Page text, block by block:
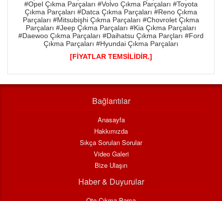
#Opel Çıkma Parçaları #Volvo Çıkma Parçaları #Toyota
Çıkma Parçaları #Datca Çıkma Parçaları #Reno Çıkma
Parçaları #Mitsubişhi Çıkma Parçaları #Chovrolet Çıkma
Parçaları #Jeep Çıkma Parçaları #Kia Çıkma Parçaları
#Daewoo Çıkma Parçaları #Daihatsu Çıkma Parçları #Ford
Çıkma Parçaları #Hyundai Çıkma Parçaları
[FİYATLAR TEMSİLİDİR.]
Bağlantılar
Anasayfa
Hakkımızda
Sıkça Sorulan Sorular
Video Galeri
Bize Ulaşın
Haber & Duyurular